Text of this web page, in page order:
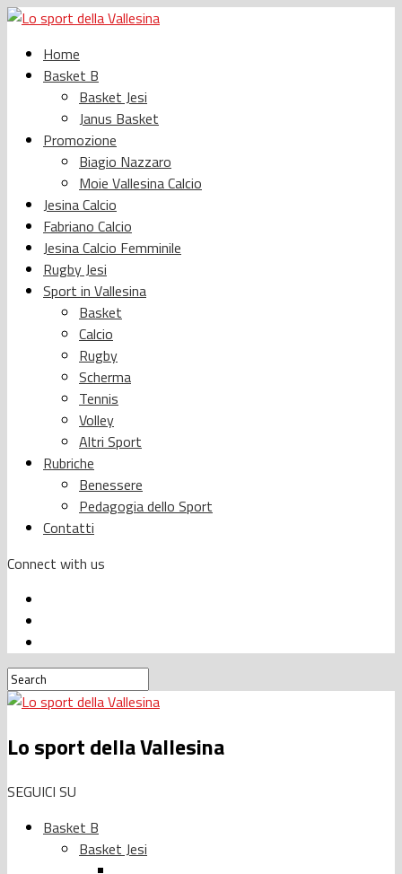
Home
Basket B
Basket Jesi
Janus Basket
Promozione
Biagio Nazzaro
Moie Vallesina Calcio
Jesina Calcio
Fabriano Calcio
Jesina Calcio Femminile
Rugby Jesi
Sport in Vallesina
Basket
Calcio
Rugby
Scherma
Tennis
Volley
Altri Sport
Rubriche
Benessere
Pedagogia dello Sport
Contatti
Connect with us
Lo sport della Vallesina
SEGUICI SU
Basket B
Basket Jesi